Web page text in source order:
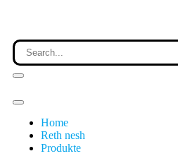
Home
Reth nesh
Produkte